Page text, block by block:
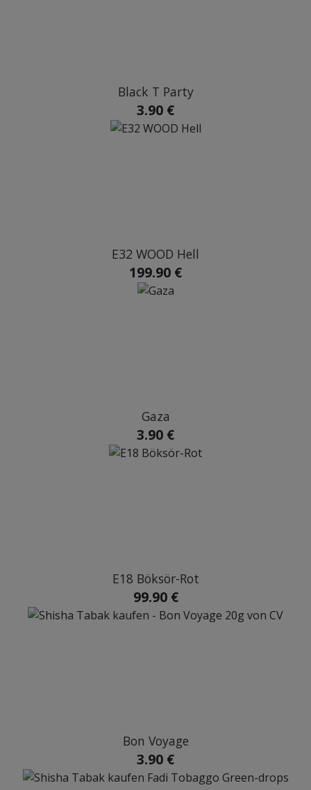
Black T Party
3.90 €
E32 WOOD Hell
199.90 €
Gaza
3.90 €
E18 Böksör-Rot
99.90 €
Bon Voyage
3.90 €